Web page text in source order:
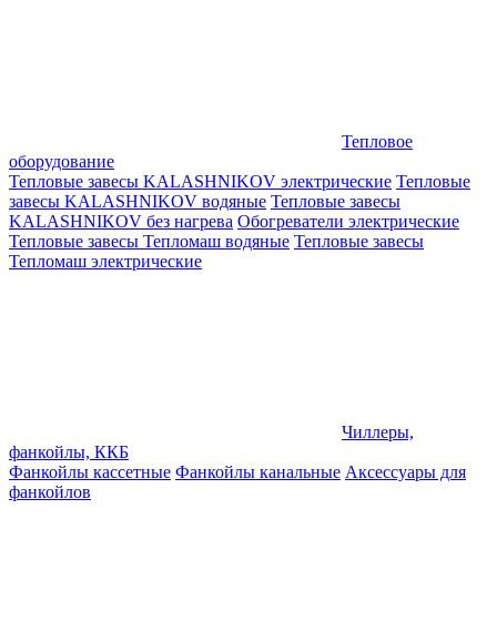
Тепловое
оборудование
Тепловые завесы KALASHNIKOV электрические Тепловые
завесы KALASHNIKOV водяные Тепловые завесы
KALASHNIKOV без нагрева Обогреватели электрические
Тепловые завесы Тепломаш водяные Тепловые завесы
Тепломаш электрические
Чиллеры,
фанкойлы, ККБ
Фанкойлы кассетные Фанкойлы канальные Аксессуары для
фанкойлов